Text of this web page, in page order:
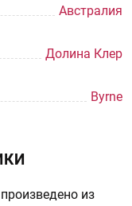
Австралия
Долина Клер
Byrne
из